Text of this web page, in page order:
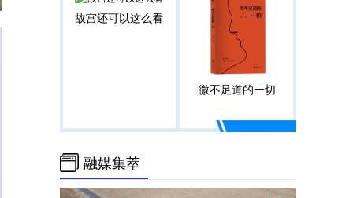
故宫还可以这么看
微不足道的一切
融媒集萃